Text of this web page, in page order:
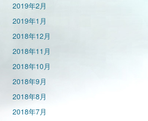
2019年2月
2019年1月
2018年12月
2018年11月
2018年10月
2018年9月
2018年8月
2018年7月